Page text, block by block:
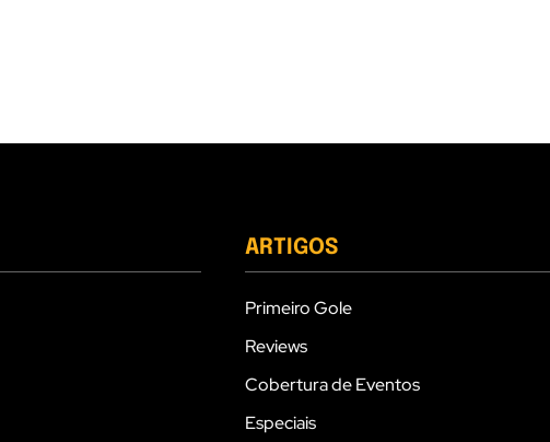
ARTIGOS
Primeiro Gole
Reviews
Cobertura de Eventos
Especiais